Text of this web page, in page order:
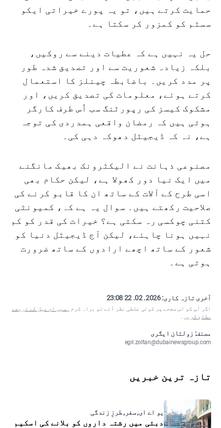
حمایت کرتے ہیں، تو یہ پورے خیراتی ایکو
سسٹم کو کمزور کر سکتا ہے۔
حل یہ نہیں ہے کہ عطیات دینے سے روکیں،
بلکہ زیادہ شعوریت سے اور تصدیق شدہ طور
پر مدد کریں۔ باضابطہ چینلز کا استعمال
کرتے ہوئے، معلومات کی تصدیق کریں، اور
مشکوک کیسز کی رپورٹنگ سب اُس طرف کارگر
ہوتی ہیں کہ رمضان واقعی ہمدردی کی توجہ
ہے، نہ کہ ڈیجیٹل دھوکہ دہی کی۔
مصنوعی ذہانت نے الیکٹرونک بھیک مانگنے
میں ایک نیا دور کھولا ہے، لیکن حکام بھی
اسی طرح کے آلات کے ساتھ ان کا قابو کرنے کی
صلاحیت رکھتے ہیں۔ سوال یہ ہے کہ، کمیونٹی
کتنی چوکسی رہ سکتی ہے؟ خیرات کی قدر کو کم
نہیں ہونا چاہئے، لیکن آج ڈیجیٹل دنیا کو
شعور کے ساتھ اچھے ارادوں کے ساتھ ضرورت
ہوتی ہے۔
آخری تازہ کاری:2026. 02. 22 23:08
اگر آپ کو اس صفحے پر کوئی غلطی نظر آئے تو براہ کرم ہمیں ای میل کے ذریعے
مطلع کریں ۔
مصنف: زولتان ایگری
egri.zoltan@dubainewsgroup.com
تازہ ترین خبریں
یو اے ای, سفر, طرزِ زندگی
دبئی میں رشتہ داروں کو بلانے کی اسکیم